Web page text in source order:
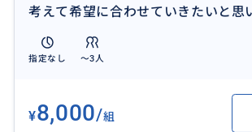
考えて希望に合わせていきたいと思
指定なし 〜3人
¥8,000/組